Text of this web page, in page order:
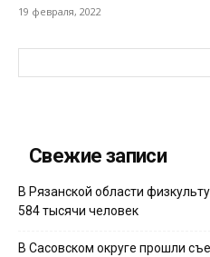
19 февраля, 2022
Свежие записи
В Рязанской области
584 тысячи человек
В Сасовском округе прошли